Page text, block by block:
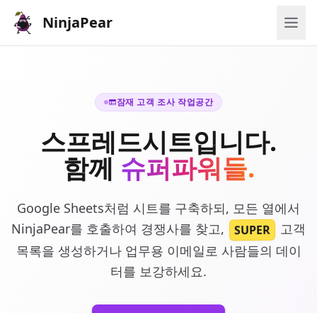
NinjaPear
잠재 고객 조사 작업공간
스프레드시트입니다.
함께 슈퍼파워들.
Google Sheets처럼 시트를 구축하되, 모든 열에서
NinjaPear를 호출하여 경쟁사를 찾고,
SUPER
고객
목록을 생성하거나 업무용 이메일로 사람들의 데이
터를 보강하세요.